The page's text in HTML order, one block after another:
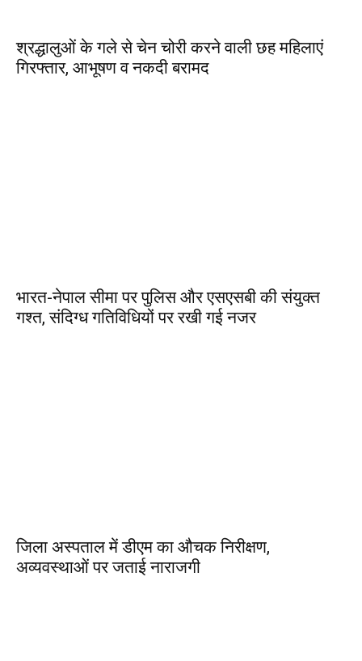
श्रद्धालुओं के गले से चेन चोरी करने वाली छह महिलाएं
गिरफ्तार, आभूषण व नकदी बरामद
भारत-नेपाल सीमा पर पुलिस और एसएसबी की संयुक्त
गश्त, संदिग्ध गतिविधियों पर रखी गई नजर
जिला अस्पताल में डीएम का औचक निरीक्षण,
अव्यवस्थाओं पर जताई नाराजगी